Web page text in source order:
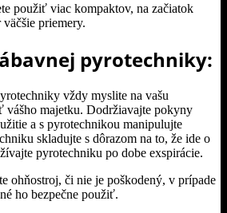
použiť viac kompaktov, na začiatok
priemery.
pyrotechniky:
vždy myslite na vašu
vášho majetku. Dodržiavajte pokyny
a s pyrotechnikou manipulujte
skladujte s dôrazom na to, že ide o
pyrotechniku po dobe exspirácie.
ohňostroj, či nie je poškodený, v prípade
ho bezpečne použiť.